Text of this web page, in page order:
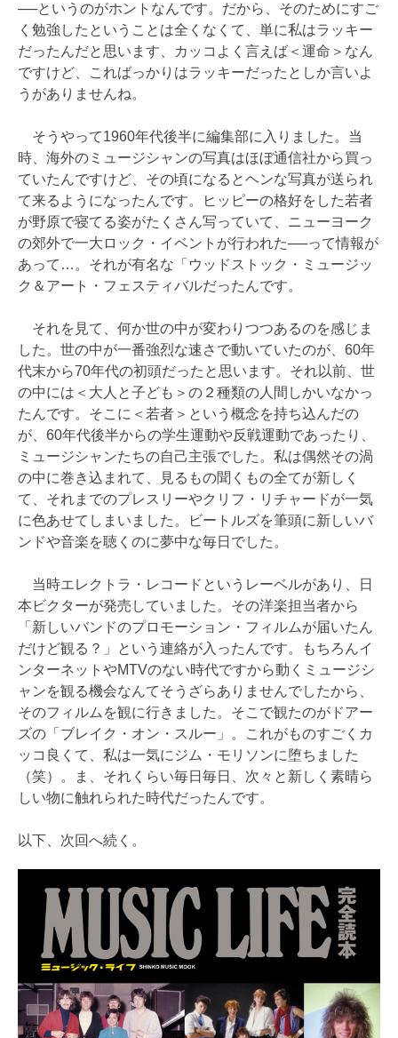
──というのがホントなんです。だから、そのためにすご
く勉強したということは全くなくて、単に私はラッキー
だったんだと思います、カッコよく言えば＜運命＞なん
ですけど、こればっかりはラッキーだったとしか言いよ
うがありませんね。
そうやって1960年代後半に編集部に入りました。当
時、海外のミュージシャンの写真はほぼ通信社から買っ
ていたんですけど、その頃になるとヘンな写真が送られ
て来るようになったんです。ヒッピーの格好をした若者
が野原で寝てる姿がたくさん写っていて、ニューヨーク
の郊外で一大ロック・イベントが行われた──って情報が
あって…。それが有名な「ウッドストック・ミュージッ
ク＆アート・フェスティバルだったんです。
それを見て、何か世の中が変わりつつあるのを感じま
した。世の中が一番強烈な速さで動いていたのが、60年
代末から70年代の初頭だったと思います。それ以前、世
の中には＜大人と子ども＞の２種類の人間しかいなかっ
たんです。そこに＜若者＞という概念を持ち込んだの
が、60年代後半からの学生運動や反戦運動であったり、
ミュージシャンたちの自己主張でした。私は偶然その渦
の中に巻き込まれて、見るもの聞くもの全てが新しく
て、それまでのプレスリーやクリフ・リチャードが一気
に色あせてしまいました。ビートルズを筆頭に新しいバ
ンドや音楽を聴くのに夢中な毎日でした。
当時エレクトラ・レコードというレーベルがあり、日
本ビクターが発売していました。その洋楽担当者から
「新しいバンドのプロモーション・フィルムが届いたん
だけど観る？」という連絡が入ったんです。もちろんイ
ンターネットやMTVのない時代ですから動くミュージシ
ャンを観る機会なんてそうざらありませんでしたから、
そのフィルムを観に行きました。そこで観たのがドアー
ズの「ブレイク・オン・スルー」。これがものすごくカ
ッコ良くて、私は一気にジム・モリソンに堕ちました
（笑）。ま、それくらい毎日毎日、次々と新しく素晴ら
しい物に触れられた時代だったんです。
以下、次回へ続く。